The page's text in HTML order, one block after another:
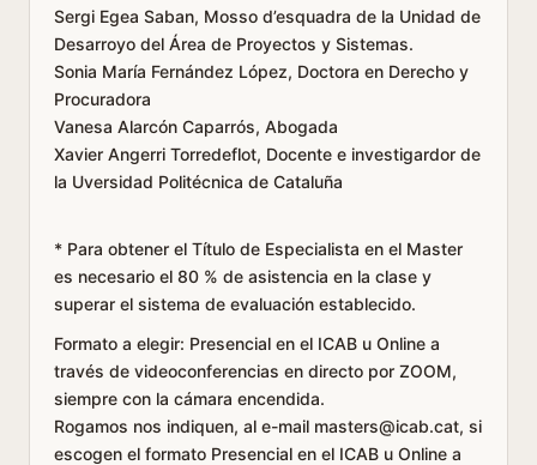
Sergi Egea Saban, Mosso d’esquadra de la Unidad de
Desarroyo del Área de Proyectos y Sistemas.
Sonia María Fernández López, Doctora en Derecho y
Procuradora
Vanesa Alarcón Caparrós, Abogada
Xavier Angerri Torredeflot, Docente e investigardor de
la Uversidad Politécnica de Cataluña
* Para obtener el Título de Especialista en el Master
es necesario el 80 % de asistencia en la clase y
superar el sistema de evaluación establecido.
Formato a elegir: Presencial en el ICAB u Online a
través de videoconferencias en directo por ZOOM,
siempre con la cámara encendida.
Rogamos nos indiquen, al e-mail masters@icab.cat, si
escogen el formato Presencial en el ICAB u Online a